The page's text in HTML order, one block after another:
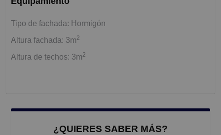
Tipo de fachada: Hormigón
Altura fachada: 3m2
Altura de techos: 3m2
¿QUIERES SABER MÁS?